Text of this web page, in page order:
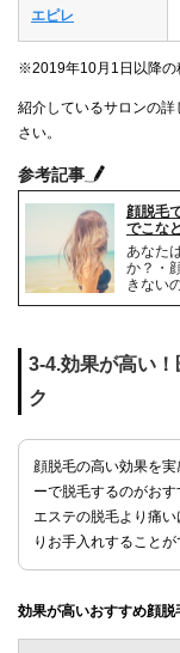
エピレ
※2019年10月1日以降の
紹介しているサロンの
さい。
参考記事
顔脱毛
でこな
あなた
か？・
きない
3-4.効果が高い
ク
顔脱毛の高い効果を
ーで脱毛するのがおす
エステの脱毛より痛
りお手入れすることが
効果が高いおすすめ顔